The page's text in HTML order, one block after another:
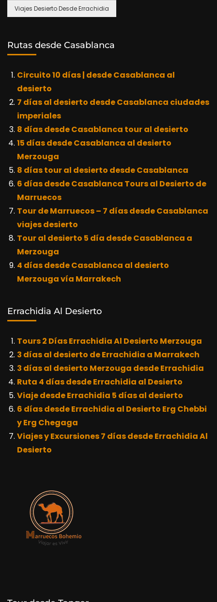
Viajes Desierto Desde Errachidia
Rutas desde Casablanca
Circuito 10 días | desde Casablanca al
desierto
7 días al desierto desde Casablanca ciudades
imperiales
8 días desde Casablanca tour al desierto
15 días desde Casablanca al desierto
Merzouga
8 días tour al desierto desde Casablanca
6 días desde Casablanca Tours al Desierto de
Marruecos
Tour de Marruecos – 7 días desde Casablanca
viajes desierto
Tour al desierto 5 día desde Casablanca a
Merzouga
4 días desde Casablanca al desierto
Merzouga vía Marrakech
Errachidia Al Desierto
Tours 2 Días Errachidia Al Desierto Merzouga
3 días al desierto de Errachidia a Marrakech
3 días al desierto Merzouga desde Errachidia
Ruta 4 días desde Errachidia al Desierto
Viaje desde Errachidia 5 días al desierto
6 días desde Errachidia al Desierto Erg Chebbi
y Erg Chegaga
Viajes y Excursiones 7 días desde Errachidia Al
Desierto